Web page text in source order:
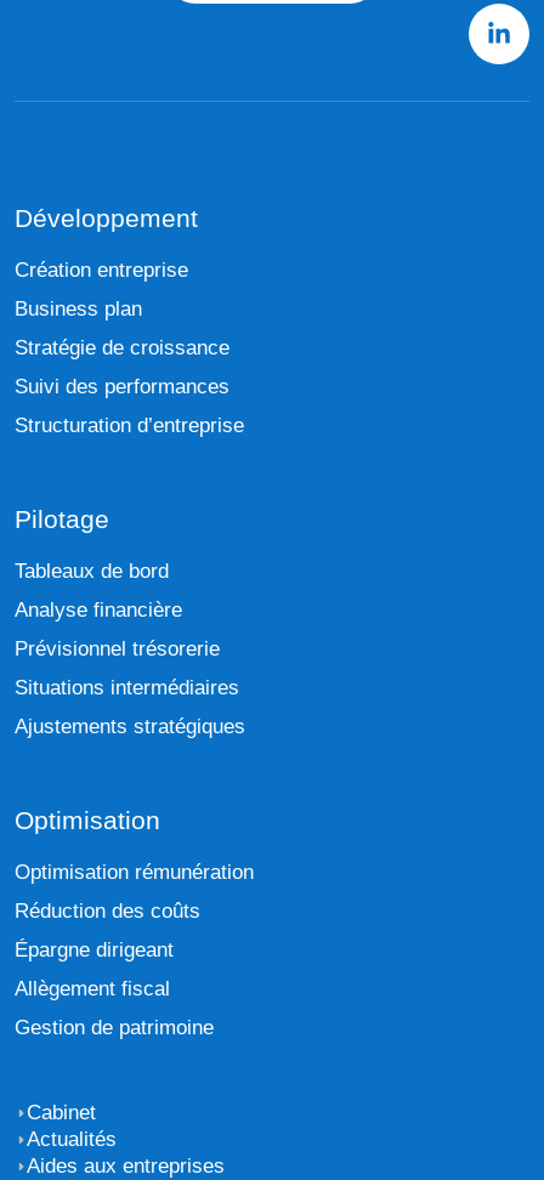
Développement
Création entreprise
Business plan
Stratégie de croissance
Suivi des performances
Structuration d’entreprise
Pilotage
Tableaux de bord
Analyse financière
Prévisionnel trésorerie
Situations intermédiaires
Ajustements stratégiques
Optimisation
Optimisation rémunération
Réduction des coûts
Épargne dirigeant
Allègement fiscal
Gestion de patrimoine
Cabinet
Actualités
Aides aux entreprises